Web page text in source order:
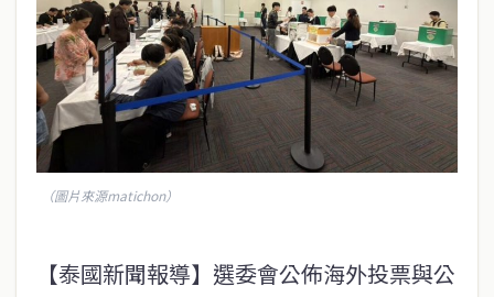
（圖片來源matichon）
【泰國新聞報導】選委會公佈海外投票與公